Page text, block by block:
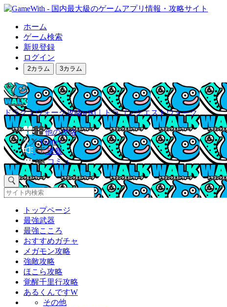
ホーム
ゲーム検索
新規登録
ログイン
2カラム 3カラム
ドラクエウォーク攻略wiki｜ドラゴンクエストウォーク
他の攻略
Twitter
速報
コミュ
トップページ
最強武器
最強こころ
おすすめガチャ
メガモン攻略
強敵攻略
ほこら攻略
覚醒千里行攻略
あるくんですW
その他